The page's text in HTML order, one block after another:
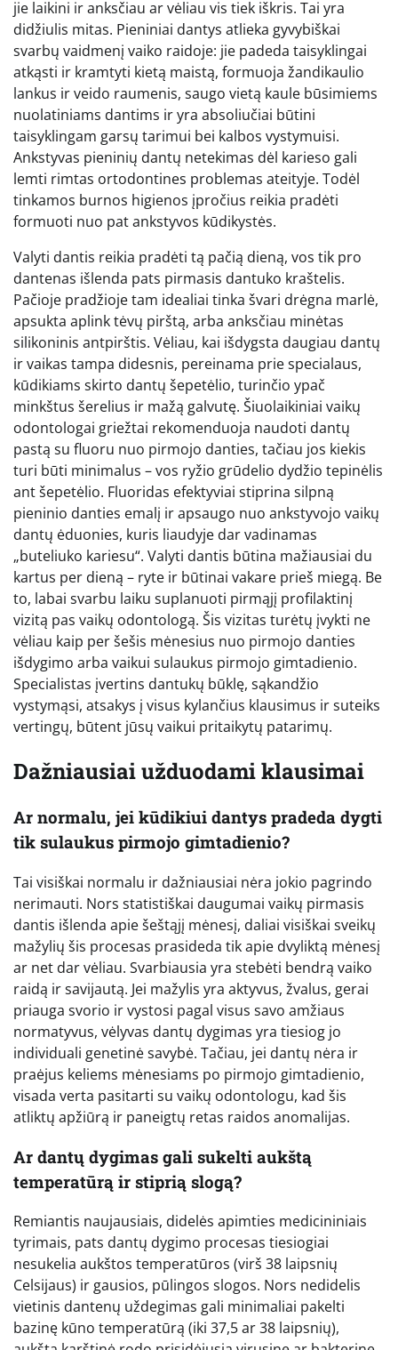
jie laikini ir anksčiau ar vėliau vis tiek iškris. Tai yra
didžiulis mitas. Pieniniai dantys atlieka gyvybiškai
svarbų vaidmenį vaiko raidoje: jie padeda taisyklingai
atkąsti ir kramtyti kietą maistą, formuoja žandikaulio
lankus ir veido raumenis, saugo vietą kaule būsimiems
nuolatiniams dantims ir yra absoliučiai būtini
taisyklingam garsų tarimui bei kalbos vystymuisi.
Ankstyvas pieninių dantų netekimas dėl karieso gali
lemti rimtas ortodontines problemas ateityje. Todėl
tinkamos burnos higienos įpročius reikia pradėti
formuoti nuo pat ankstyvos kūdikystės.
Valyti dantis reikia pradėti tą pačią dieną, vos tik pro
dantenas išlenda pats pirmasis dantuko kraštelis.
Pačioje pradžioje tam idealiai tinka švari drėgna marlė,
apsukta aplink tėvų pirštą, arba anksčiau minėtas
silikoninis antpirštis. Vėliau, kai išdygsta daugiau dantų
ir vaikas tampa didesnis, pereinama prie specialaus,
kūdikiams skirto dantų šepetėlio, turinčio ypač
minkštus šerelius ir mažą galvutę. Šiuolaikiniai vaikų
odontologai griežtai rekomenduoja naudoti dantų
pastą su fluoru nuo pirmojo danties, tačiau jos kiekis
turi būti minimalus – vos ryžio grūdelio dydžio tepinėlis
ant šepetėlio. Fluoridas efektyviai stiprina silpną
pieninio danties emalį ir apsaugo nuo ankstyvojo vaikų
dantų ėduonies, kuris liaudyje dar vadinamas
„buteliuko kariesu“. Valyti dantis būtina mažiausiai du
kartus per dieną – ryte ir būtinai vakare prieš miegą. Be
to, labai svarbu laiku suplanuoti pirmąjį profilaktinį
vizitą pas vaikų odontologą. Šis vizitas turėtų įvykti ne
vėliau kaip per šešis mėnesius nuo pirmojo danties
išdygimo arba vaikui sulaukus pirmojo gimtadienio.
Specialistas įvertins dantukų būklę, sąkandžio
vystymąsi, atsakys į visus kylančius klausimus ir suteiks
vertingų, būtent jūsų vaikui pritaikytų patarimų.
Dažniausiai užduodami klausimai
Ar normalu, jei kūdikiui dantys pradeda dygti
tik sulaukus pirmojo gimtadienio?
Tai visiškai normalu ir dažniausiai nėra jokio pagrindo
nerimauti. Nors statistiškai daugumai vaikų pirmasis
dantis išlenda apie šeštąjį mėnesį, daliai visiškai sveikų
mažylių šis procesas prasideda tik apie dvyliktą mėnesį
ar net dar vėliau. Svarbiausia yra stebėti bendrą vaiko
raidą ir savijautą. Jei mažylis yra aktyvus, žvalus, gerai
priauga svorio ir vystosi pagal visus savo amžiaus
normatyvus, vėlyvas dantų dygimas yra tiesiog jo
individuali genetinė savybė. Tačiau, jei dantų nėra ir
praėjus keliems mėnesiams po pirmojo gimtadienio,
visada verta pasitarti su vaikų odontologu, kad šis
atliktų apžiūrą ir paneigtų retas raidos anomalijas.
Ar dantų dygimas gali sukelti aukštą
temperatūrą ir stiprią slogą?
Remiantis naujausiais, didelės apimties medicininiais
tyrimais, pats dantų dygimo procesas tiesiogiai
nesukelia aukštos temperatūros (virš 38 laipsnių
Celsijaus) ir gausios, pūlingos slogos. Nors nedidelis
vietinis dantenų uždegimas gali minimaliai pakelti
bazinę kūno temperatūrą (iki 37,5 ar 38 laipsnių),